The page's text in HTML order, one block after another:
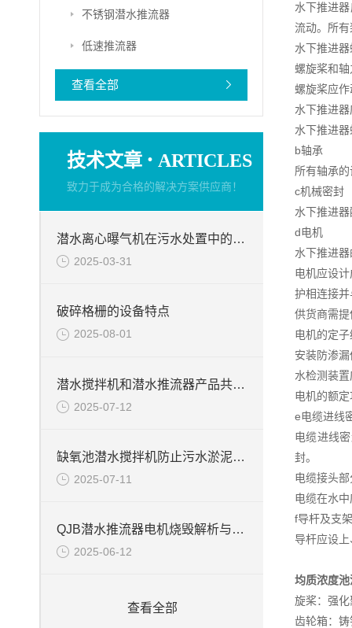
不锈钢潜水推流器
低速推流器
查看全部
技术文章 · ARTICLES
致力于成为合格的解决方案供应商！
潜水离心曝气机在污水处置中的使用
2025-03-31
破碎格栅的设备特点
2025-08-01
潜水搅拌机和潜水推流器产品共同点
2025-07-12
缺氧池潜水搅拌机防止污水淤泥絮凝堆积方法
2025-07-11
QJB潜水推流器电机烧毁解析与处置
2025-06-12
查看全部
水下推进
流动。所
水下推进
螺旋桨和
螺旋桨应
水下推进
水下推进
b轴承
所有轴承
c机械密封
水下推进
d电机
水下推进
电机应设
护相连接
供货商需
电机的定
安装防渗
水检测装
电机的额
e电缆进线
电缆进线
封。
电缆接头
电缆在水
f导杆及支架
导杆应设
均质浓度
旋桨：强
齿轮箱：